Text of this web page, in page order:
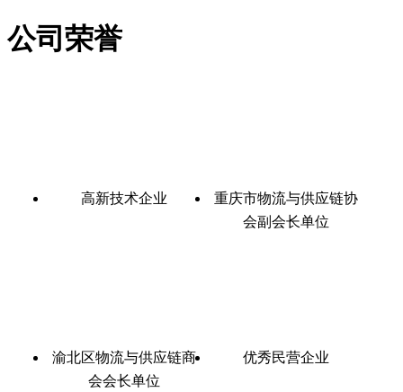
公司荣誉
高新技术企业
重庆市物流与供应链协
会副会长单位
渝北区物流与供应链商
会会长单位
优秀民营企业